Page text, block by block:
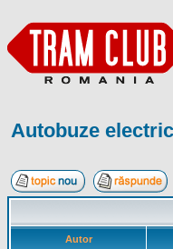
Autobuze
Autor